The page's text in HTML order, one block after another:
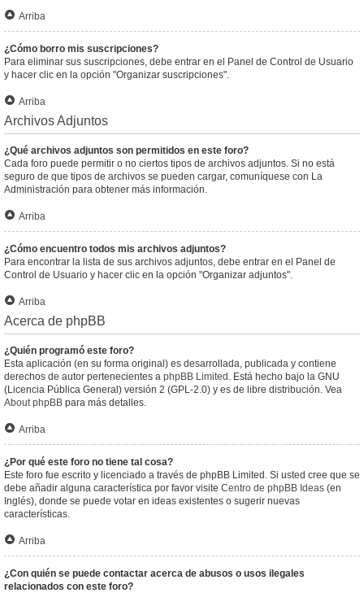
Arriba
¿Cómo borro mis suscripciones?
Para eliminar sus suscripciones, debe entrar en el Panel de Control de Usuario
y hacer clic en la opción "Organizar suscripciones".
Arriba
Archivos Adjuntos
¿Qué archivos adjuntos son permitidos en este foro?
Cada foro puede permitir o no ciertos tipos de archivos adjuntos. Si no está
seguro de que tipos de archivos se pueden cargar, comuníquese con La
Administración para obtener más información.
Arriba
¿Cómo encuentro todos mis archivos adjuntos?
Para encontrar la lista de sus archivos adjuntos, debe entrar en el Panel de
Control de Usuario y hacer clic en la opción "Organizar adjuntos".
Arriba
Acerca de phpBB
¿Quién programó este foro?
Esta aplicación (en su forma original) es desarrollada, publicada y contiene
derechos de autor pertenecientes a phpBB Limited . Está hecho bajo la GNU
(Licencia Pública General) versión 2 (GPL-2.0) y es de libre distribución. Vea
About phpBB para más detalles.
Arriba
¿Por qué este foro no tiene tal cosa?
Este foro fue escrito y licenciado a través de phpBB Limited. Si usted cree que se
debe añadir alguna característica por favor visite Centro de phpBB Ideas (en
Inglés), donde se puede votar en ideas existentes o sugerir nuevas
características.
Arriba
¿Con quién se puede contactar acerca de abusos o usos ilegales
relacionados con este foro?